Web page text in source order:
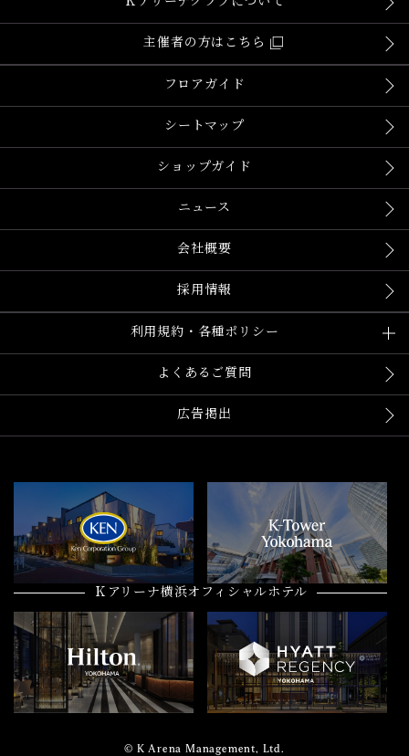
主催者の方はこちら
フロアガイド
シートマップ
ショップガイド
ニュース
会社概要
採用情報
利用規約・各種ポリシー
よくあるご質問
広告掲出
Ｋアリーナ横浜オフィシャルホテル
© K Arena Management, Ltd.